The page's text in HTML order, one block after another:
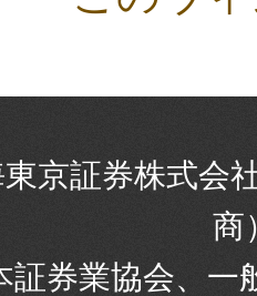
京証券株式会
商
証券業協会、